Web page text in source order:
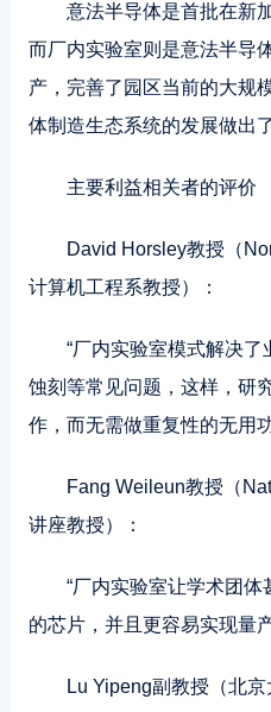
意法半导体是首批在新
而厂内实验室则是意法半导
产，完善了园区当前的大规
体制造生态系统的发展做出
主要利益相关者的评价
David Horsley教授（
计算机工程系教授）：
“厂内实验室模式解决
蚀刻等常见问题，这样，研
作，而无需做重复性的无用
Fang Weileun教授（
讲座教授）：
“厂内实验室让学术团
的芯片，并且更容易实现量
Lu Yipeng副教授（北